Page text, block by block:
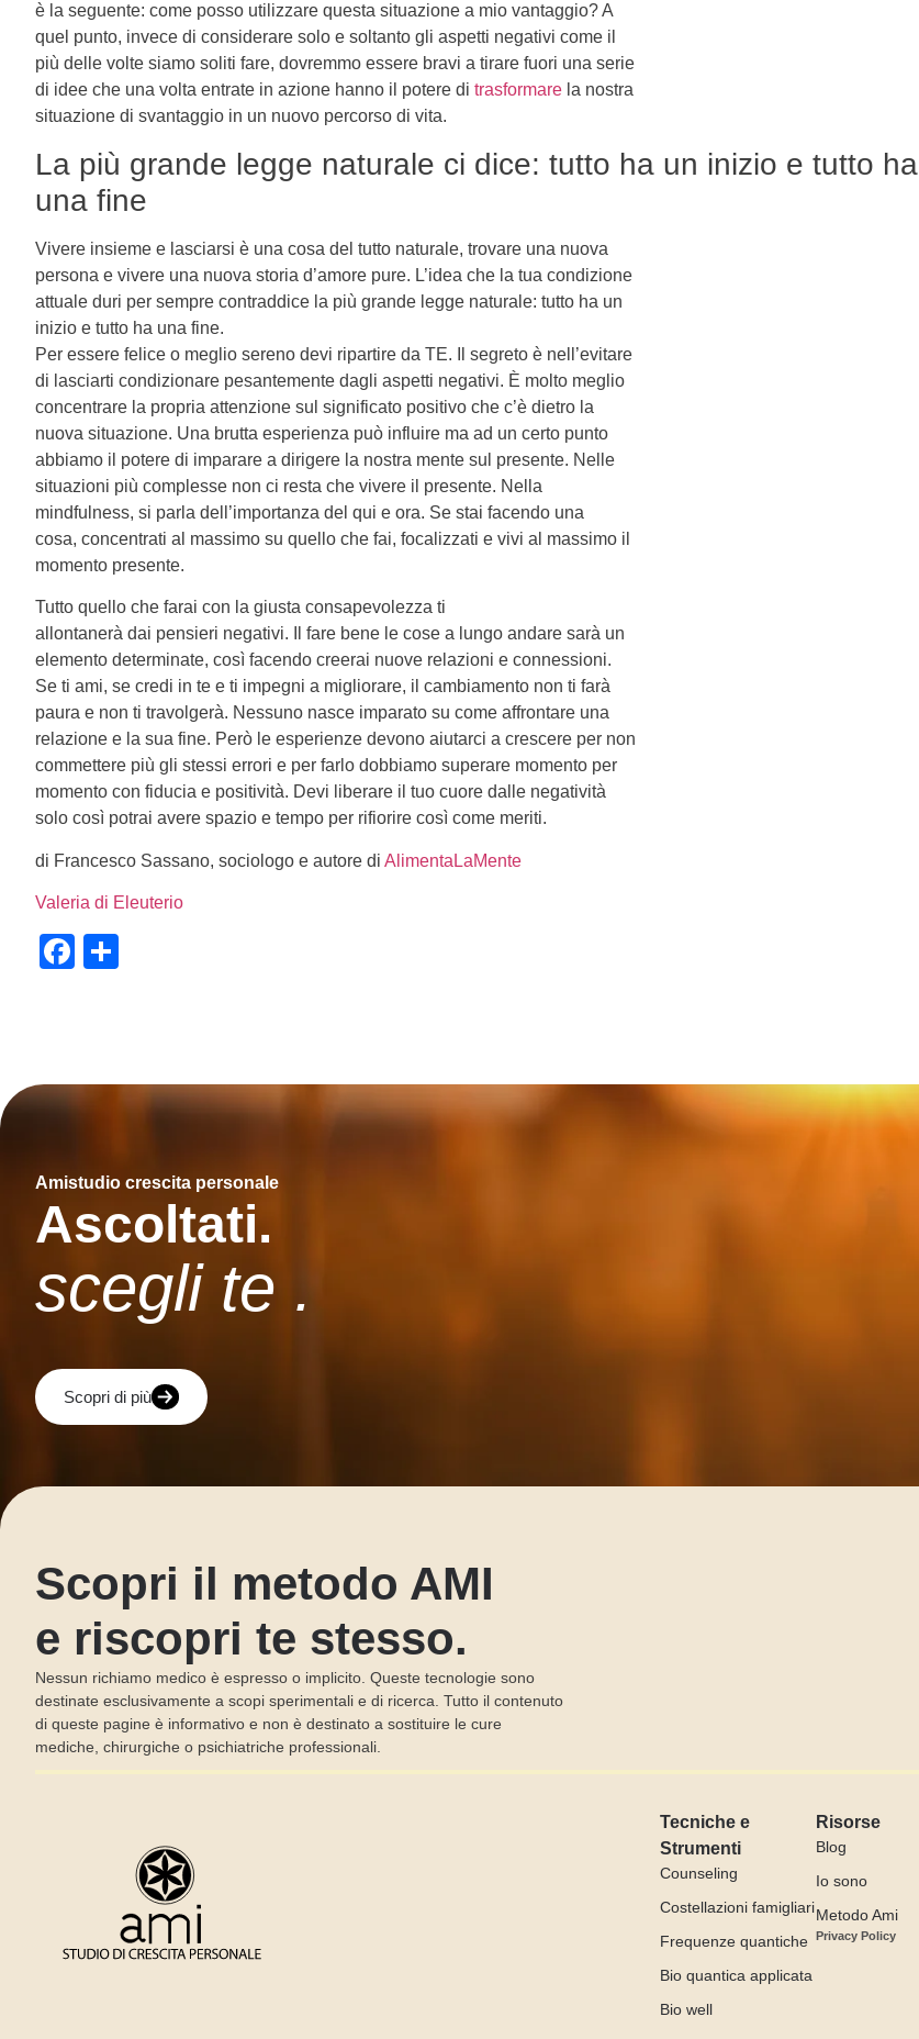
è la seguente: come posso utilizzare questa situazione a mio vantaggio? A
quel punto, invece di considerare solo e soltanto gli aspetti negativi come il
più delle volte siamo soliti fare, dovremmo essere bravi a tirare fuori una serie
di idee che una volta entrate in azione hanno il potere di trasformare la nostra
situazione di svantaggio in un nuovo percorso di vita.
La più grande legge naturale ci dice: tutto ha un inizio e tutto ha
una fine
Vivere insieme e lasciarsi è una cosa del tutto naturale, trovare una nuova
persona e vivere una nuova storia d’amore pure. L’idea che la tua condizione
attuale duri per sempre contraddice la più grande legge naturale: tutto ha un
inizio e tutto ha una fine.
Per essere felice o meglio sereno devi ripartire da TE. Il segreto è nell’evitare
di lasciarti condizionare pesantemente dagli aspetti negativi. È molto meglio
concentrare la propria attenzione sul significato positivo che c’è dietro la
nuova situazione. Una brutta esperienza può influire ma ad un certo punto
abbiamo il potere di imparare a dirigere la nostra mente sul presente. Nelle
situazioni più complesse non ci resta che vivere il presente. Nella
mindfulness, si parla dell’importanza del qui e ora. Se stai facendo una
cosa, concentrati al massimo su quello che fai, focalizzati e vivi al massimo il
momento presente.
Tutto quello che farai con la giusta consapevolezza ti
allontanerà dai pensieri negativi. Il fare bene le cose a lungo andare sarà un
elemento determinate, così facendo creerai nuove relazioni e connessioni.
Se ti ami, se credi in te e ti impegni a migliorare, il cambiamento non ti farà
paura e non ti travolgerà. Nessuno nasce imparato su come affrontare una
relazione e la sua fine. Però le esperienze devono aiutarci a crescere per non
commettere più gli stessi errori e per farlo dobbiamo superare momento per
momento con fiducia e positività. Devi liberare il tuo cuore dalle negatività
solo così potrai avere spazio e tempo per rifiorire così come meriti.
di Francesco Sassano, sociologo e autore di AlimentaLaMente
Valeria di Eleuterio
Facebook
Amistudio crescita personale
Ascoltati.
scegli te .
Scopri di più
Scopri il metodo AMI
e riscopri te stesso.
Nessun richiamo medico è espresso o implicito. Queste tecnologie sono
destinate esclusivamente a scopi sperimentali e di ricerca. Tutto il contenuto
di queste pagine è informativo e non è destinato a sostituire le cure
mediche, chirurgiche o psichiatriche professionali.
Tecniche e
Strumenti
Counseling
Costellazioni famigliari
Frequenze quantiche
Bio quantica applicata
Bio well
Risorse
Blog
Io sono
Metodo Ami
Privacy Policy